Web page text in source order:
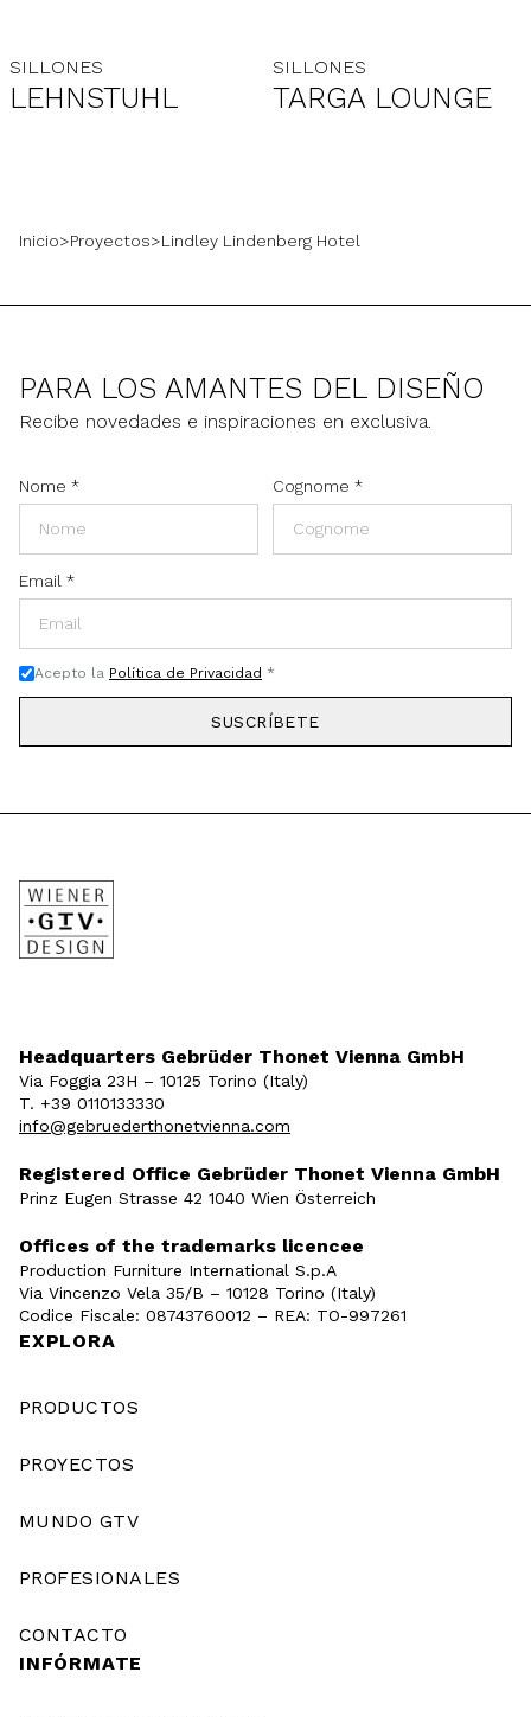
SILLONES
LEHNSTUHL
SILLONES
TARGA LOUNGE
Inicio>Proyectos>Lindley Lindenberg Hotel
PARA LOS AMANTES DEL DISEÑO
Recibe novedades e inspiraciones en exclusiva.
Nome * Cognome *
Email *
Acepto la Política de Privacidad *
SUSCRÍBETE
Headquarters Gebrüder Thonet Vienna GmbH
Via Foggia 23H – 10125 Torino (Italy)
T. +39 0110133330
info@gebruederthonetvienna.com
Registered Office Gebrüder Thonet Vienna GmbH
Prinz Eugen Strasse 42 1040 Wien Österreich
Offices of the trademarks licencee
Production Furniture International S.p.A
Via Vincenzo Vela 35/B – 10128 Torino (Italy)
Codice Fiscale: 08743760012 – REA: TO-997261
EXPLORA
PRODUCTOS
PROYECTOS
MUNDO GTV
PROFESIONALES
CONTACTO
INFÓRMATE